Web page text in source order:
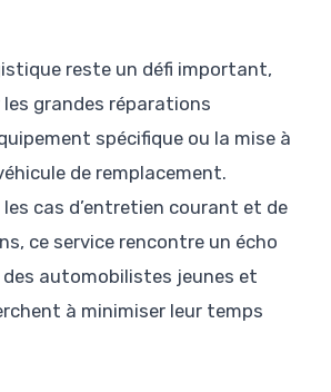
reste un défi important,
grandes réparations
spécifique ou la mise à
de remplacement.
cas d’entretien courant et de
ce service rencontre un écho
automobilistes jeunes et
à minimiser leur temps